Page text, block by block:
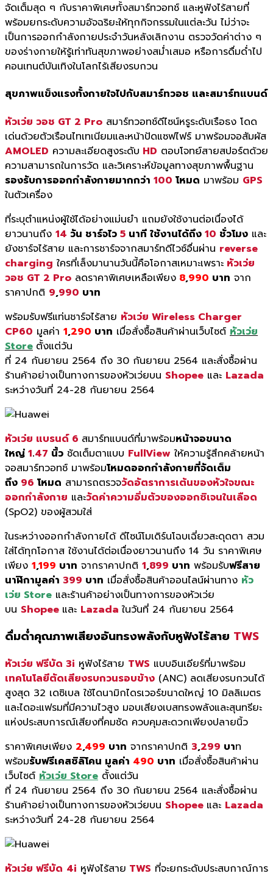
จัดเต็มสุด ๆ กับราคาพิเศษทั้งสมาร์ทวอทช์ และหูฟังไร้สายที่
พร้อมยกระดับความอัจฉริยะให้ทุกกิจกรรมในแต่ละวัน ไม่ว่าจะ
เป็นการออกกำลังกายประจำวันหลังเลิกงาน ตรวจวัดค่าต่าง ๆ
ของร่างกายให้รู้เท่าทันสุขภาพอย่างสม่ำเสมอ หรือการดื่มด่ำไป
คอนเทนต์บันเทิงในโลกไร้เสียงรบกวน
สุขภาพแข็งแรงทั้งกายใจไปกับสมาร์ทวอช และสมาร์ทแบนด์
หัวเว่ย วอช GT 2 Pro สมาร์ทวอทช์ดีไซน์หรูระดับเรือธง โดด
เด่นด้วยตัวเรือนไทเทเนียมและหน้าปัดแซฟไฟร์ มาพร้อมจอสัมผัส
AMOLED ความละเอียดสูงระดับ HD ตอบโจทย์สายสปอร์ตด้วย
ความสามารถในการวัด และวิเคราะห์ข้อมูลทางสุขภาพพื้นฐาน
รองรับการออกกำลังกายมากกว่า 100 โหมด มาพร้อม GPS
ในตัวเครื่อง
ที่ระบุตำแหน่งผู้ใช้ได้อย่างแม่นยำ แถมยังใช้งานต่อเนื่องได้
ยาวนานถึง 14 วัน ชาร์จไว 5 นาที ใช้งานได้ถึง 10 ชั่วโมง และ
ยังชาร์จไร้สาย และการชาร์จจากสมาร์ทดีไวซ์อื่นผ่าน reverse
charging ใครที่เล็งมานานวันนี้คือโอกาสเหมาะเพราะ หัวเว่ย
วอช GT 2 Pro ลดราคาพิเศษเหลือเพียง 8,990 บาท จาก
ราคาปกติ 9,990 บาท
พร้อมรับฟรีแท่นชาร์จไร้สาย หัวเว่ย Wireless Charger
CP60 มูลค่า 1,290 บาท เมื่อสั่งซื้อสินค้าผ่านเว็บไซต์ หัวเว่ย
Store ตั้งแต่วัน
ที่ 24 กันยายน 2564 ถึง 30 กันยายน 2564 และสั่งซื้อผ่าน
ร้านค้าอย่างเป็นทางการของหัวเว่ยบน Shopee และ Lazada
ระหว่างวันที่ 24-28 กันยายน 2564
หัวเว่ย แบรนด์ 6 สมาร์ทแบนด์ที่มาพร้อมหน้าจอขนาด
ใหญ่ 1.47 นิ้ว ชัดเต็มตาแบบ FullView ให้ความรู้สึกคล้ายหน้า
จอสมาร์ทวอทช์ มาพร้อมโหมดออกกำลังกายที่จัดเต็ม
ถึง 96 โหมด สามารถตรวจวัดอัตราการเต้นของหัวใจขณะ
ออกกำลังกาย และวัดค่าความอิ่มตัวของออกซิเจนในเลือด
(SpO2) ของผู้สวมใส่
ในระหว่างออกกำลังกายได้ ดีไซน์โมเดิร์นโฉบเฉี่ยวสะดุดตา สวม
ใส่ได้ทุกโอกาส ใช้งานได้ต่อเนื่องยาวนานถึง 14 วัน ราคาพิเศษ
เพียง 1,199 บาท จากราคาปกติ 1,899 บาท พร้อมรับฟรีสาย
นาฬิกามูลค่า 399 บาท เมื่อสั่งซื้อสินค้าออนไลน์ผ่านทาง หัว
เว่ย Store และร้านค้าอย่างเป็นทางการของหัวเว่ย
บน Shopee และ Lazada ในวันที่ 24 กันยายน 2564
ดื่มด่ำคุณภาพเสียงอันทรงพลังกับหูฟังไร้สาย TWS
หัวเว่ย ฟรีบัด 3i หูฟังไร้สาย TWS แบบอินเอียร์ที่มาพร้อม
เทคโนโลยีตัดเสียงรบกวนรอบข้าง (ANC) ลดเสียงรบกวนได้
สูงสุด 32 เดซิเบล ใช้ไดนามิกไดรเวอร์ขนาดใหญ่ 10 มิลลิเมตร
และไดอะแฟรมที่มีความไวสูง มอบเสียงเบสทรงพลังและสุนทรียะ
แห่งประสบการณ์เสียงที่คมชัด ควบคุมสะดวกเพียงปลายนิ้ว
ราคาพิเศษเพียง 2,499 บาท จากราคาปกติ 3,299 บาท
พร้อมรับฟรีเคสซิลิโคน มูลค่า 490 บาท เมื่อสั่งซื้อสินค้าผ่าน
เว็บไซต์ หัวเว่ย Store ตั้งแต่วัน
ที่ 24 กันยายน 2564 ถึง 30 กันยายน 2564 และสั่งซื้อผ่าน
ร้านค้าอย่างเป็นทางการของหัวเว่ยบน Shopee และ Lazada
ระหว่างวันที่ 24-28 กันยายน 2564
หัวเว่ย ฟรีบัด 4i หูฟังไร้สาย TWS ที่จะยกระดับประสบกาณ์การ